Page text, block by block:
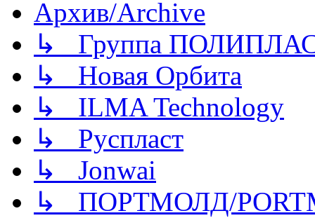
Архив/Archive
↳ Группа
↳ Новая Орбита
↳ ILMA Technology
↳ Руспласт
↳ Jonwai
↳ ПОРТМОЛД/